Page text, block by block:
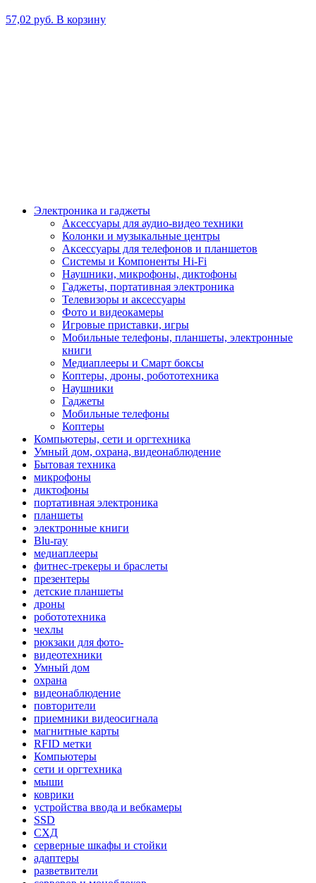
57,02 руб. В корзину
Электроника и гаджеты
Аксессуары для аудио-видео техники
Колонки и музыкальные центры
Аксессуары для телефонов и планшетов
Системы и Компоненты Hi-Fi
Наушники, микрофоны, диктофоны
Гаджеты, портативная электроника
Телевизоры и аксессуары
Фото и видеокамеры
Игровые приставки, игры
Мобильные телефоны, планшеты, электронные
книги
Медиаплееры и Смарт боксы
Коптеры, дроны, робототехника
Наушники
Гаджеты
Мобильные телефоны
Коптеры
Компьютеры, сети и оргтехника
Умный дом, охрана, видеонаблюдение
Бытовая техника
микрофоны
диктофоны
портативная электроника
планшеты
электронные книги
Blu-ray
медиаплееры
фитнес-трекеры и браслеты
презентеры
детские планшеты
дроны
робототехника
чехлы
рюкзаки для фото-
видеотехники
Умный дом
охрана
видеонаблюдение
повторители
приемники видеосигнала
магнитные карты
RFID метки
Компьютеры
сети и оргтехника
мыши
коврики
устройства ввода и вебкамеры
SSD
СХД
серверные шкафы и стойки
адаптеры
разветвители